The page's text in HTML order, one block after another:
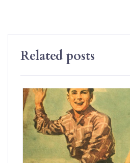
Related posts